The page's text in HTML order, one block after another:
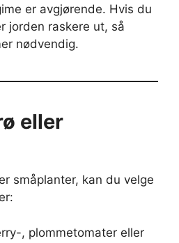
er avgjørende. Hvis du
jorden raskere ut, så
nødvendig.
eller
småplanter, kan du velge
, plommetomater eller